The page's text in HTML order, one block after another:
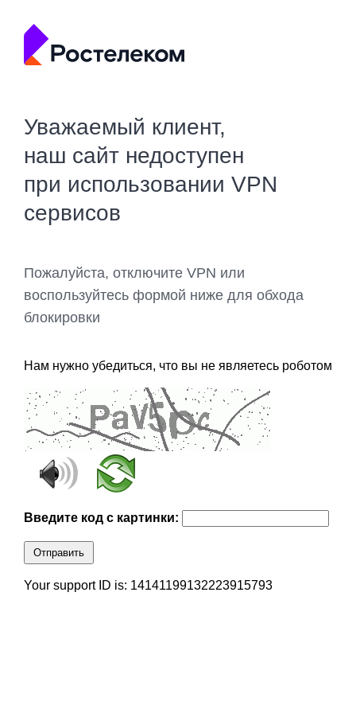
Уважаемый клиент,
наш сайт недоступен
при использовании VPN
сервисов
Пожалуйста, отключите VPN или
воспользуйтесь формой ниже для обхода
блокировки
Нам нужно убедиться, что вы не являетесь роботом
Введите код с картинки:
Отправить
Your support ID is: 14141199132223915793